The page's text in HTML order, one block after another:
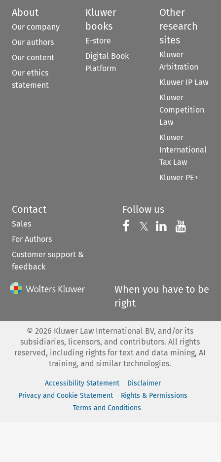
About
Our company
Our authors
Our content
Our ethics
statement
Kluwer
books
E-store
Digital Book
Platform
Other
research
sites
Kluwer
Arbitration
Kluwer IP Law
Kluwer
Competition
Law
Kluwer
International
Tax Law
Kluwer PE+
Contact
Sales
For Authors
Customer support &
feedback
Follow us
Follow us on
𝕏 Follow us on
Follow us
When you have to be
right
© 2026 Kluwer Law International BV, and/or its
subsidiaries, licensors, and contributors. All rights
reserved, including rights for text and data mining, AI
training, and similar technologies.
Accessibility Statement
Disclaimer
Privacy and Cookie Statement
Rights & Permissions
Terms and Conditions